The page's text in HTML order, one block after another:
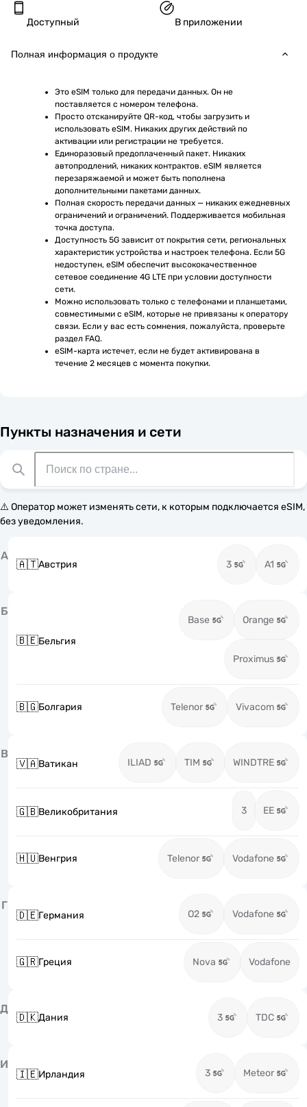
Доступный В приложении
Полная информация о продукте
Это eSIM только для передачи данных. Он не
поставляется с номером телефона.
Просто отсканируйте QR-код, чтобы загрузить и
использовать eSIM. Никаких других действий по
активации или регистрации не требуется.
Единоразовый предоплаченный пакет. Никаких
автопродлений, никаких контрактов. eSIM является
перезаряжаемой и может быть пополнена
дополнительными пакетами данных.
Полная скорость передачи данных — никаких ежедневных
ограничений и ограничений. Поддерживается мобильная
точка доступа.
Доступность 5G зависит от покрытия сети, региональных
характеристик устройства и настроек телефона. Если 5G
недоступен, eSIM обеспечит высококачественное
сетевое соединение 4G LTE при условии доступности
сети.
Можно использовать только с телефонами и планшетами,
совместимыми с eSIM, которые не привязаны к оператору
связи. Если у вас есть сомнения, пожалуйста, проверьте
раздел FAQ.
eSIM-карта истечет, если не будет активирована в
течение 2 месяцев с момента покупки.
Пункты назначения и сети
⚠️ Оператор может изменять сети, к которым подключается eSIM,
без уведомления.
А
🇦🇹Австрия 3 A1
Б
🇧🇪Бельгия
Base Orange
Proximus
🇧🇬Болгария Telenor Vivacom
В
🇻🇦Ватикан ILIAD TIM WINDTRE
🇬🇧Великобритания 3 EE
🇭🇺Венгрия Telenor Vodafone
Г
🇩🇪Германия O2 Vodafone
🇬🇷Греция Nova Vodafone
Д
🇩🇰Дания 3 TDC
И
🇮🇪Ирландия 3 Meteor